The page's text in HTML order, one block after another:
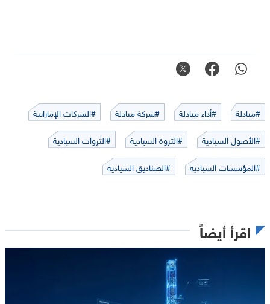
#مبادلة #أداء مبادلة #شركة مبادلة
#الشركات الإماراتية
#الأصول السيادية
#الثروة السيادية
#الثروات السيادية
#المؤسسات السيادية
#الصناديق السيادية
اقرأ أيضاً